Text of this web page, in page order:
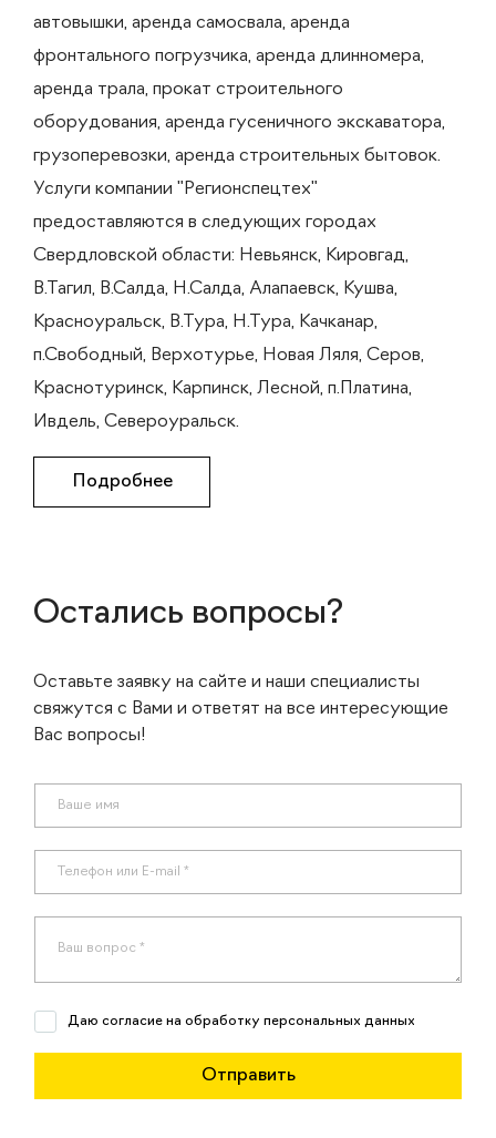
автовышки, аренда самосвала, аренда
фронтального погрузчика, аренда длинномера,
аренда трала, прокат строительного
оборудования, аренда гусеничного экскаватора,
грузоперевозки, аренда строительных бытовок.
Услуги компании "Регионспецтех"
предоставляются в следующих городах
Свердловской области: Невьянск, Кировгад,
В.Тагил, В.Салда, Н.Салда, Алапаевск, Кушва,
Красноуральск, В.Тура, Н.Тура, Качканар,
п.Свободный, Верхотурье, Новая Ляля, Серов,
Краснотуринск, Карпинск, Лесной, п.Платина,
Ивдель, Североуральск.
Подробнее
Остались вопросы?
Оставьте заявку на сайте и наши специалисты
свяжутся с Вами и ответят на все интересующие
Вас вопросы!
Даю согласие на обработку персональных данных